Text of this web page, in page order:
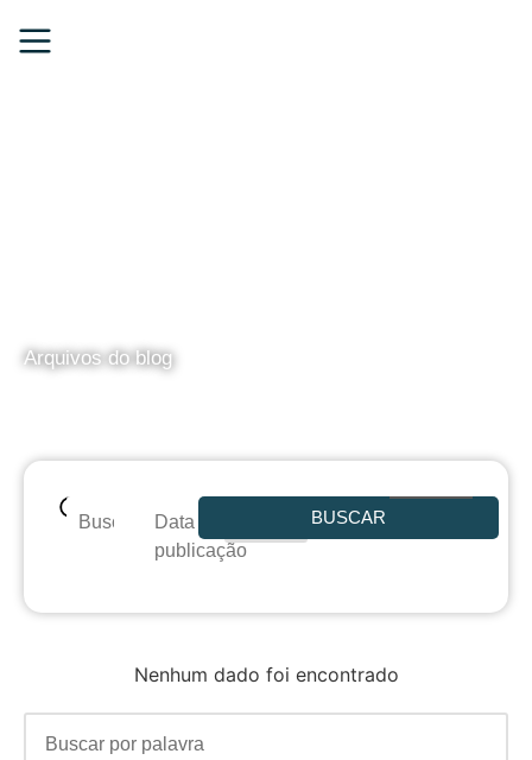
Arquivos do blog
Data de
publicação
BUSCAR
Nenhum dado foi encontrado